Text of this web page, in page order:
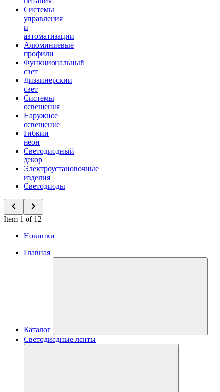
Системы
управления
и
автоматизации
Алюминиевые
профили
Функциональный
свет
Дизайнерский
свет
Системы
освещения
Наружное
освещение
Гибкий
неон
Светодиодный
декор
Электроустановочные
изделия
Светодиоды
Item 1 of 12
Новинки
Главная
Каталог
Светодиодные ленты